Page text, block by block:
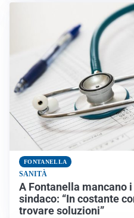
FONTANELLA
SANITÀ
A Fontanella mancano
sindaco: “In costante
trovare soluzioni”